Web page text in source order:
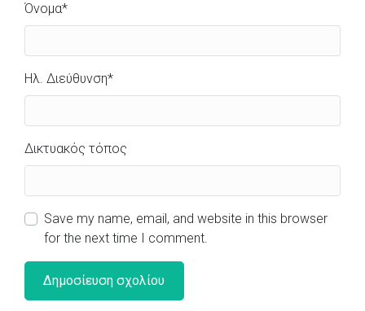
Όνομα*
Ηλ. Διεύθυνση*
Δικτυακός τόπος
Save my name, email, and website in this browser
for the next time I comment.